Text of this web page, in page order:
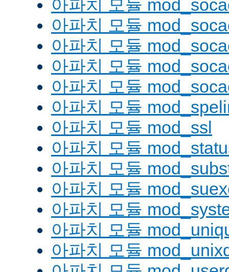
아파치 모듈
아파치 모듈
아파치 모듈
아파치 모듈
아파치 모듈
아파치 모듈
아파치 모듈 mod_ssl
아파치 모듈
아파치 모듈
아파치 모듈
아파치 모듈
아파치 모듈
아파치 모듈